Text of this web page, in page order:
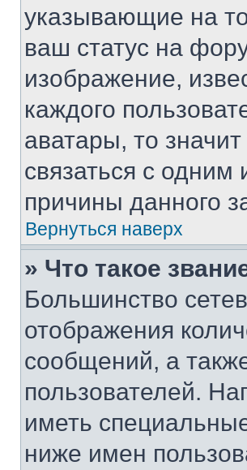
указывающие на
ваш статус на
изображение,
каждого
аватары, то
связаться с одним
причины данного
Вернуться наверх
» Что такое
Большинство
отображения
сообщений, а
пользователей.
иметь
ниже имен